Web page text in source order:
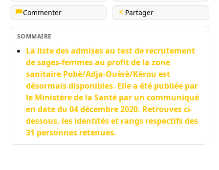
Commenter
Partager
SOMMAIRE
La liste des admises au test de recrutement
de sages-femmes au profit de la zone
sanitaire Pobè/Adja-Ouèrè/Kérou est
désormais disponibles. Elle a été publiée par
le Ministère de la Santé par un communiqué
en date du 04 décembre 2020. Retrouvez ci-
dessous, les identités et rangs respectifs des
31 personnes retenues.